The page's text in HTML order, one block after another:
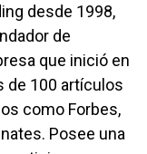
desde 1998,
de
que inició en
de 100 artículos
como Forbes,
Posee una